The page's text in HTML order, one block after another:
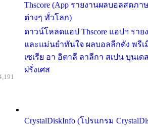
Thscore (App รายงานผลบอลสดภ
ต่างๆ ทั่วโลก)
ดาวน์โหลดแอป Thscore แอปฯ ราย
และแม่นยำทันใจ ผลบอลลีกดัง พรี
เซเรีย อา อิตาลี ลาลีกา สเปน บุนเด
ฝรั่งเศส
CrystalDiskInfo (โปรแกรม